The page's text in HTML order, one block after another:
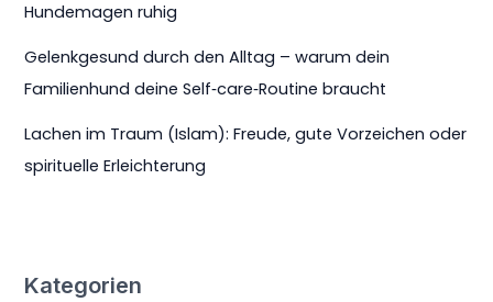
Hundemagen ruhig
Gelenkgesund durch den Alltag – warum dein
Familienhund deine Self‑care‑Routine braucht
Lachen im Traum (Islam): Freude, gute Vorzeichen oder
spirituelle Erleichterung
Kategorien